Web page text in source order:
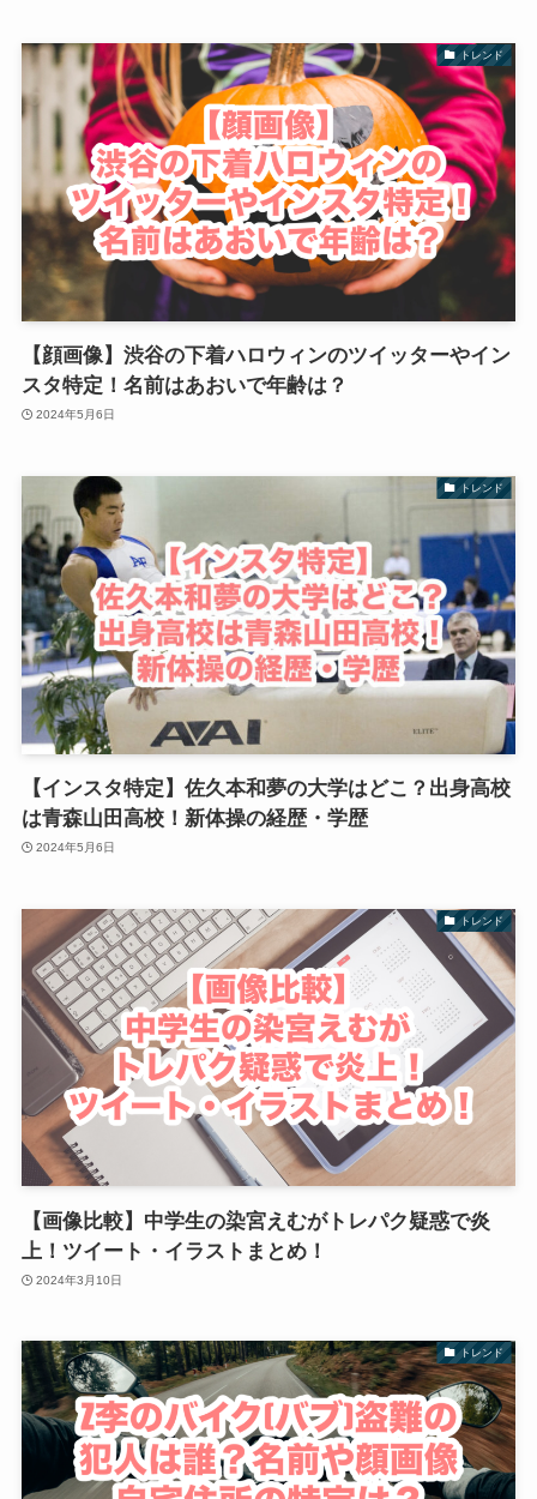
トレンド
【顔画像】渋谷の下着ハロウィンのツイッターやイン
スタ特定！名前はあおいで年齢は？
2024年5月6日
トレンド
【インスタ特定】佐久本和夢の大学はどこ？出身高校
は青森山田高校！新体操の経歴・学歴
2024年5月6日
トレンド
【画像比較】中学生の染宮えむがトレパク疑惑で炎
上！ツイート・イラストまとめ！
2024年3月10日
トレンド